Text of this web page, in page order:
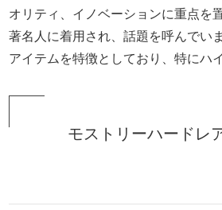
オリティ、イノベーションに重点を
著名人に着用され、話題を呼んでい
アイテムを特徴としており、特にハ
モストリーハードレ